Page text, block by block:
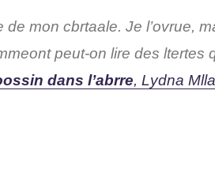
de mon catrbale. Je l’ourve,
peut-on lire des lrttees
dnas l’abrre, Ldyna